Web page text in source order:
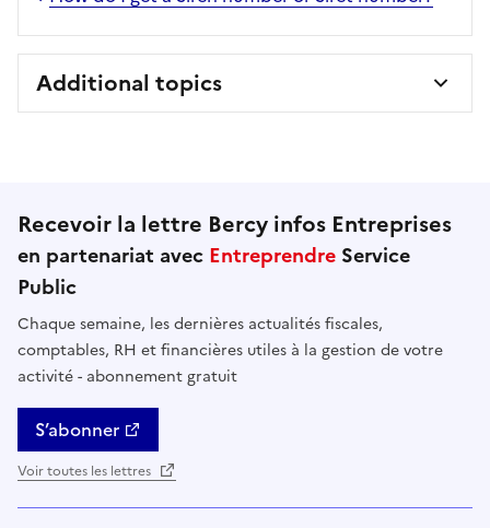
Additional topics
Recevoir la lettre Bercy infos Entreprises
en partenariat avec Entreprendre Service
Public
Chaque semaine, les dernières actualités fiscales,
comptables, RH et financières utiles à la gestion de votre
activité - abonnement gratuit
S’abonner
Voir toutes les lettres